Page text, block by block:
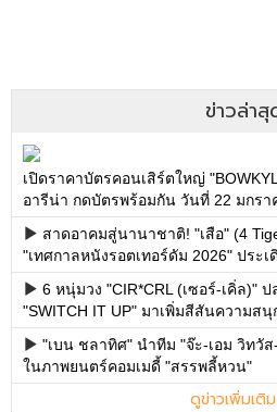
ข่าวล่าสุ
เปิดราคาบัตรคอนเสิร์ตใหญ่
อารีน่า กดบัตรพร้อมกัน วันที่ 22 มกรา
สาดอาคมสู่นานาชาติ! "เสือ" (4
"เทศกาลหนังรอตเทอร์ดัม 2026" ประ
6 หนุ่มวง "CIR*CRL (เซอร์-เคิ่ล)" ป
"SWITCH IT UP" มาเพิ่มสีสันความสนุ
"เบน ชลาทิศ" นำทีม "จ๊ะ-เอม วิทวั
ในภาพยนตร์คอมเมดี้ "สรรพลี้หวน"
ดูข่าวเพิ่มเติม